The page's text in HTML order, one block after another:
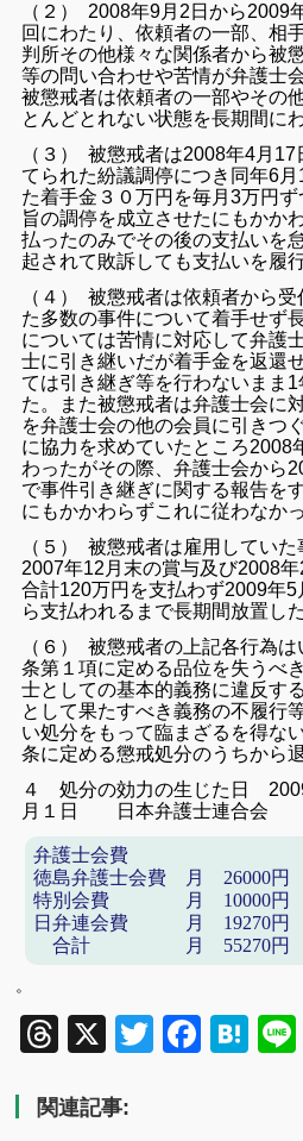
（２） 2008年9月2日から2009
回にわたり、依頼者の一部、相
判所その他様々な関係者から被
等の問い合わせや苦情が弁護士
被懲戒者は依頼者の一部やその
とんどとれない状態を長期間に
（３） 被懲戒者は2008年4月
てられた紛議調停につき同年6
た着手金３０万円を毎月3万円
旨の調停を成立させたにもかか
払ったのみでその後の支払いを
起されて敗訴しても支払いを履
（４） 被懲戒者は依頼者から
た多数の事件について着手せず
については苦情に対応して弁護
士に引き継いだが着手金を返還
ては引き継ぎ等を行わないまま
た。
また被懲戒者は弁護士会に
を弁護士会の他の会員に引きつ
に協力を求めていたところ2008
わったがその際、弁護士会から
で事件引き継ぎに関する報告を
にもかかわらずこれに従わなかっ
（５） 被懲戒者は雇用してい
2007年12月末の賞与及び2008
合計120万円を支払わず2009年
ら支払われるまで長期間放置した
（６） 被懲戒者の上記各行為
条第１項に定める品位を失うべ
士としての基本的義務に違反す
として果たすべき義務の不履行
い処分をもって臨まざるを得な
条に定める懲戒処分のうちから
４ 処分の効力の生じた日
月１日 日本弁護士連合会
弁護士会費
徳島弁護士会費 月 26000円
特別会費 月
10000円
日弁連会費 月
19270円
合計 月
55270円
。
Threads
X Twitter
関連記事: